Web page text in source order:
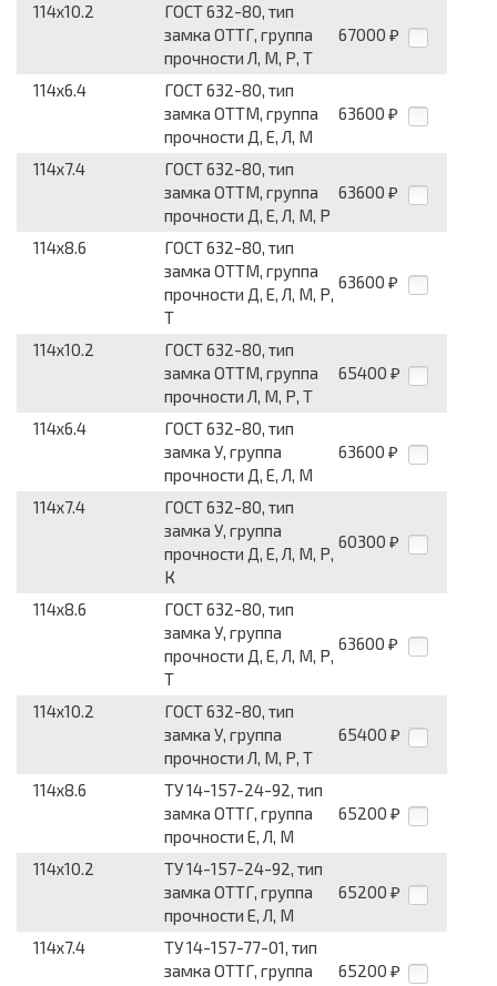
114x10.2
ГОСТ 632-80, тип
замка ОТТГ, группа
прочности Л, М, Р, Т
67000 ₽
114x6.4
ГОСТ 632-80, тип
замка ОТТМ, группа
прочности Д, Е, Л, М
63600 ₽
114x7.4
ГОСТ 632-80, тип
замка ОТТМ, группа
прочности Д, Е, Л, М, Р
63600 ₽
114x8.6
ГОСТ 632-80, тип
замка ОТТМ, группа
прочности Д, Е, Л, М, Р,
Т
63600 ₽
114x10.2
ГОСТ 632-80, тип
замка ОТТМ, группа
прочности Л, М, Р, Т
65400 ₽
114x6.4
ГОСТ 632-80, тип
замка У, группа
прочности Д, Е, Л, М
63600 ₽
114x7.4
ГОСТ 632-80, тип
замка У, группа
прочности Д, Е, Л, М, Р,
К
60300 ₽
114x8.6
ГОСТ 632-80, тип
замка У, группа
прочности Д, Е, Л, М, Р,
Т
63600 ₽
114x10.2
ГОСТ 632-80, тип
замка У, группа
прочности Л, М, Р, Т
65400 ₽
114x8.6
ТУ 14-157-24-92, тип
замка ОТТГ, группа
прочности Е, Л, М
65200 ₽
114x10.2
ТУ 14-157-24-92, тип
замка ОТТГ, группа
прочности Е, Л, М
65200 ₽
114x7.4
ТУ 14-157-77-01, тип
замка ОТТГ, группа
65200 ₽